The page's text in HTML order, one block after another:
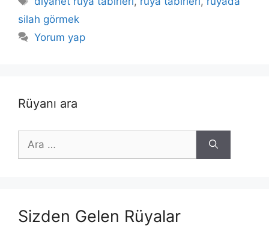
silah görmek
Yorum yap
Rüyanı ara
ara
Sizden Gelen Rüyalar